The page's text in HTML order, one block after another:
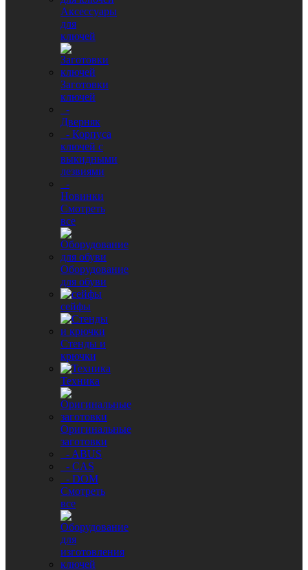
Аксессуары
для
ключей
Заготовки
ключей
-
Дверняк
- Корпуса
ключей с
выкидными
лезвиями
-
Новинки
Смотреть
все
Оборудование
для обуви
сейфы
Стенды и
крючки
Техника
Оригинальные
заготовки
- ABUS
- CAS
- DOM
Смотреть
все